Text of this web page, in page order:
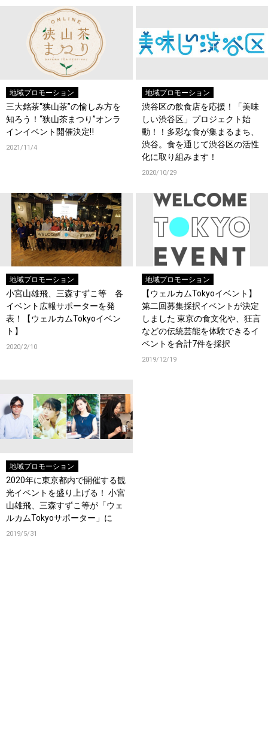
地域プロモーション
三大銘茶“狭山茶”の愉しみ方を
知ろう！“狭山茶まつり”オンラ
インイベント開催決定‼
2021/11/4
地域プロモーション
渋谷区の飲食店を応援！「美味
しい渋谷区」プロジェクト始
動！！多彩な食が集まるまち、
渋谷。食を通じて渋谷区の活性
化に取り組みます！
2020/10/29
地域プロモーション
小宮山雄飛、三森すずこ等 各
イベント広報サポーターを発
表！【ウェルカムTokyoイベン
ト】
2020/2/10
地域プロモーション
【ウェルカムTokyoイベント】
第二回募集採択イベントが決定
しました 東京の食文化や、狂言
などの伝統芸能を体験できるイ
ベントを合計7件を採択
2019/12/19
地域プロモーション
2020年に東京都内で開催する観
光イベントを盛り上げる！ 小宮
山雄飛、三森すずこ等が「ウェ
ルカムTokyoサポーター」に
2019/5/31